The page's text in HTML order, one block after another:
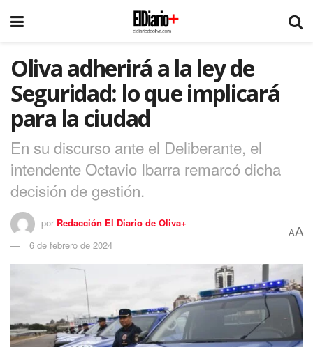
Oliva adherirá a la ley de
Seguridad: lo que implicará
para la ciudad
En su discurso ante el Deliberante, el
intendente Octavio Ibarra remarcó dicha
decisión de gestión.
por Redacción El Diario de Oliva+
6 de febrero de 2024
AA